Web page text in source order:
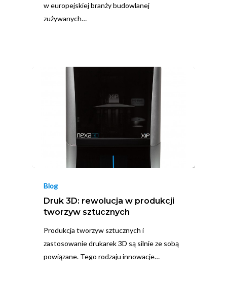
w europejskiej branży budowlanej
zużywanych…
Blog
Druk 3D: rewolucja w produkcji
tworzyw sztucznych
Produkcja tworzyw sztucznych i
zastosowanie drukarek 3D są silnie ze sobą
powiązane. Tego rodzaju innowacje…